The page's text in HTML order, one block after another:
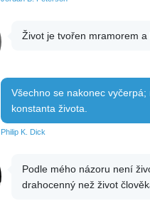
Život je tvořen mramorem a
Všechno se nakonec
konstanta života.
Philip K. Dick
Podle mého názoru není
drahocenný než život